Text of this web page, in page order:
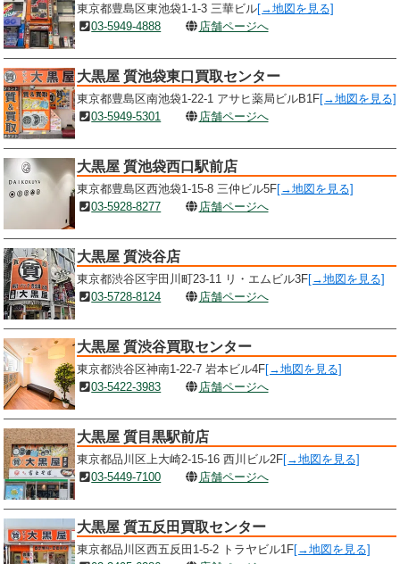
東京都豊島区東池袋1-1-3 三華ビル[→地図を見る]
03-5949-4888
店舗ページへ
大黒屋 質池袋東口買取センター
東京都豊島区南池袋1-22-1 アサヒ薬局ビルB1F[→地図を見る]
03-5949-5301
店舗ページへ
大黒屋 質池袋西口駅前店
東京都豊島区西池袋1-15-8 三仲ビル5F[→地図を見る]
03-5928-8277
店舗ページへ
大黒屋 質渋谷店
東京都渋谷区宇田川町23-11 リ・エムビル3F[→地図を見る]
03-5728-8124
店舗ページへ
大黒屋 質渋谷買取センター
東京都渋谷区神南1-22-7 岩本ビル4F[→地図を見る]
03-5422-3983
店舗ページへ
大黒屋 質目黒駅前店
東京都品川区上大崎2-15-16 西川ビル2F[→地図を見る]
03-5449-7100
店舗ページへ
大黒屋 質五反田買取センター
東京都品川区西五反田1-5-2 トラヤビル1F[→地図を見る]